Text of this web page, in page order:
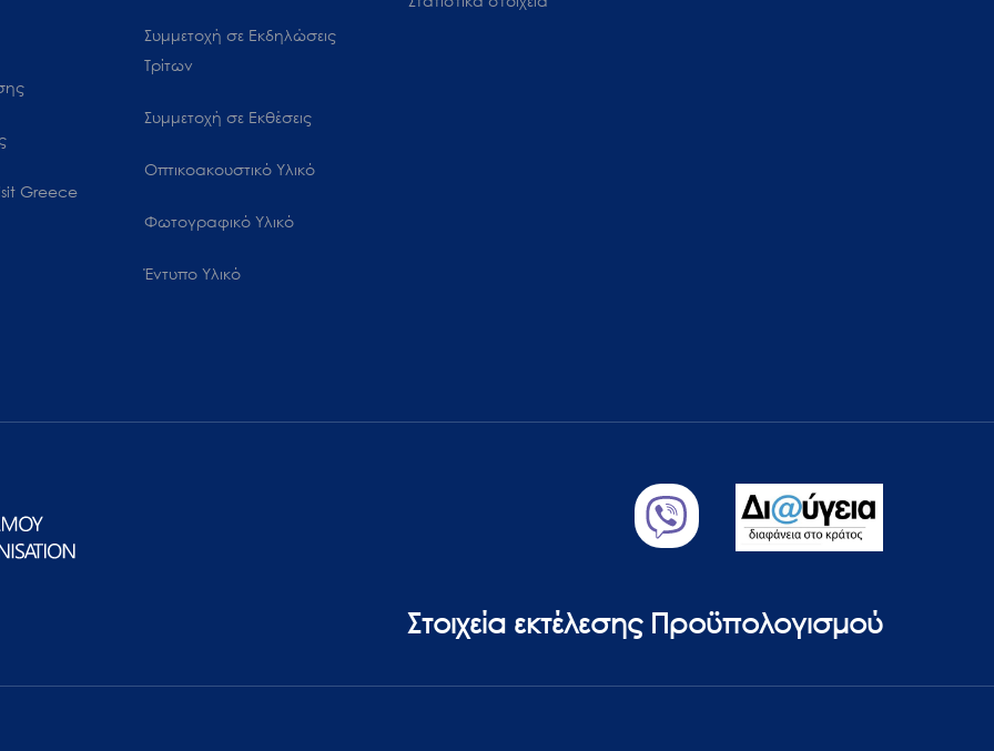
Greece
Συμμετοχή σε Εκδηλώσεις
Τρίτων
Συμμετοχή σε Εκθέσεις
Οπτικοακουστικό Υλικό
Φωτογραφικό Υλικό
Έντυπο Υλικό
Στοιχεία εκτέλεσης Προϋπολογισμού